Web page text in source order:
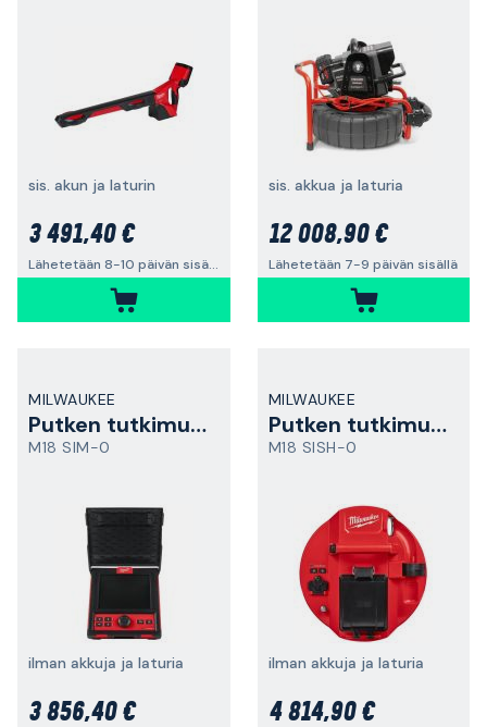
sis. akun ja laturin
3 491,40 €
Lähetetään 8-10 päivän sisällä
sis. akkua ja laturia
12 008,90 €
Lähetetään 7-9 päivän sisällä
MILWAUKEE
Putken tutkimusmonitori
M18 SIM-0
ilman akkuja ja laturia
3 856,40 €
MILWAUKEE
Putken tutkimusnapa
M18 SISH-0
ilman akkuja ja laturia
4 814,90 €